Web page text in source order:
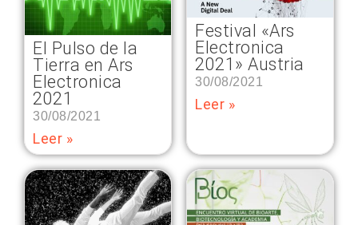
El Pulso de la
Tierra en Ars
Electronica
2021
30/08/2021
Leer »
Festival «Ars
Electronica
2021» Austria
30/08/2021
Leer »